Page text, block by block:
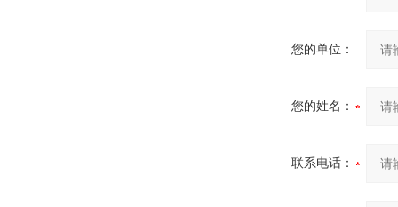
您的单位：
您的姓名：
联系电话：